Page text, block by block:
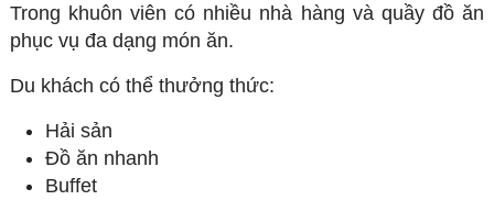
Trong khuôn viên có nhiều nhà hàng và quầy đồ ăn
phục vụ đa dạng món ăn.
Du khách có thể thưởng thức:
Hải sản
Đồ ăn nhanh
Buffet